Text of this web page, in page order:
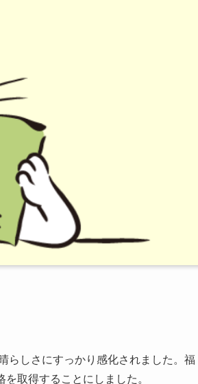
らしさにすっかり感化されました。福
取得することにしました。